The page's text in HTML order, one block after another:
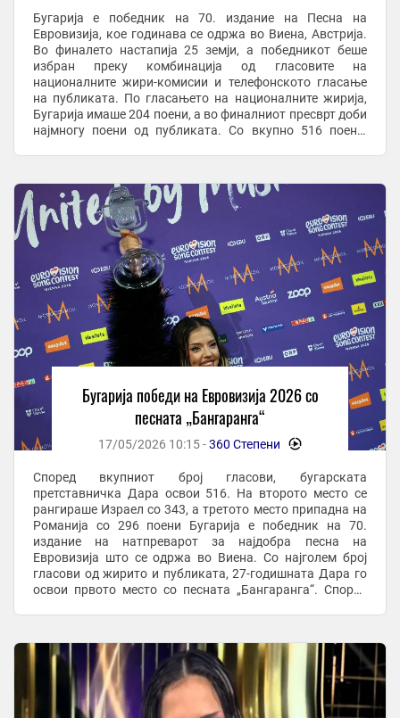
Бугарија е победник на 70. издание на Песна на
Евровизија, кое годинава се одржа во Виена, Австрија.
Во финалето настапија 25 земји, а победникот беше
избран преку комбинација од гласовите на
националните жири-комисии и телефонското гласање
на публиката. По гласањето на националните жирија,
Бугарија имаше 204 поени, а во финалниот пресврт доби
најмногу поени од публиката. Со вкупно 516 поени,
Бугарија победи на Евровизија 2026 со
песната „Бангаранга“
17/05/2026 10:15 -360 Степени -
Според вкупниот број гласови, бугарската
претставничка Дара освои 516. На второто место се
рангираше Израел со 343, а третото место припадна на
Романија со 296 поени Бугарија е победник на 70.
издание на натпреварот за најдобра песна на
Евровизија што се одржа во Виена. Со најголем број
гласови од жирито и публиката, 27-годишната Дара го
освои првото место со песната „Бангаранга“. Според